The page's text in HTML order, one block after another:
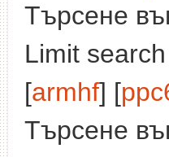
Търсене
Limit
[armhf] [
Търсене